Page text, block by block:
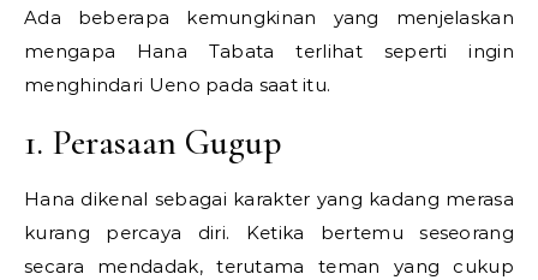
Ada beberapa kemungkinan yang menjelaskan
mengapa Hana Tabata terlihat seperti ingin
menghindari Ueno pada saat itu.
1. Perasaan Gugup
Hana dikenal sebagai karakter yang kadang merasa
kurang percaya diri. Ketika bertemu seseorang
secara mendadak, terutama teman yang cukup